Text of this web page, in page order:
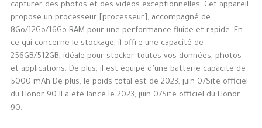
capturer des photos et des vidéos exceptionnelles. Cet appareil
propose un processeur [processeur], accompagné de
8Go/12Go/16Go RAM pour une performance fluide et rapide. En
ce qui concerne le stockage, il offre une capacité de
256GB/512GB, idéale pour stocker toutes vos données, photos
et applications. De plus, il est équipé d’une batterie capacité de
5000 mAh De plus, le poids total est de 2023, juin 07Site officiel
du Honor 90 Il a été lancé le 2023, juin 07Site officiel du Honor
90.